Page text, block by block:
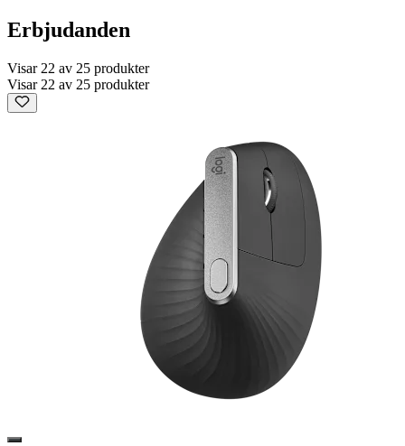
Erbjudanden
Visar 22 av 25 produkter
Visar 22 av 25 produkter